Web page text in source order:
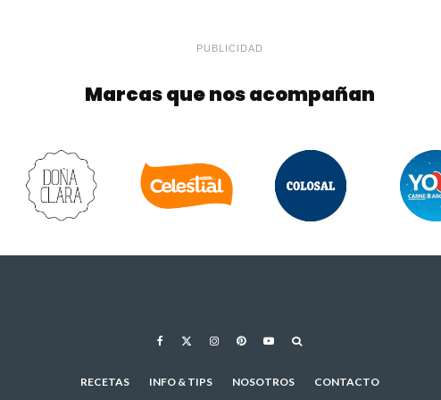
PUBLICIDAD
Marcas que nos acompañan
RECETAS INFO & TIPS NOSOTROS CONTACTO